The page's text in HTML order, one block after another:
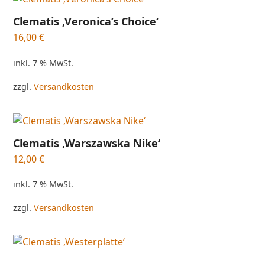
Clematis ‚Veronica’s Choice‘
16,00€
inkl. 7 % MwSt.
zzgl.Versandkosten
Clematis ‚Warszawska Nike‘
12,00€
inkl. 7 % MwSt.
zzgl.Versandkosten